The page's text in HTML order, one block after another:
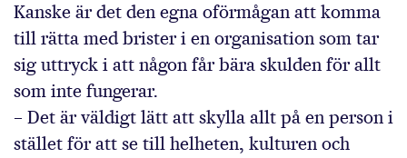
Kanske är det den egna oförmågan att komma
till rätta med brister i en organisation som tar
sig uttryck i att någon får bära skulden för allt
som inte fungerar.
– Det är väldigt lätt att skylla allt på en person i
stället för att se till helheten, kulturen och